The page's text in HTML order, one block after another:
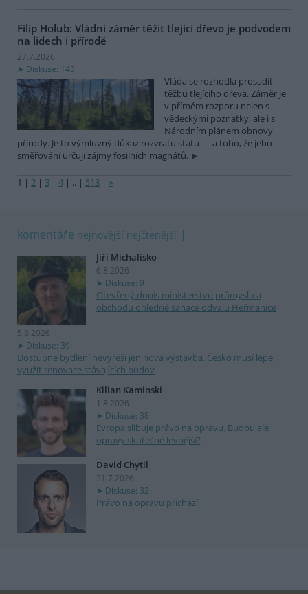
Filip Holub: Vládní záměr těžit tlející dřevo je podvodem
na lidech i přírodě
27.7.2026
Diskuse: 143
Vláda se rozhodla prosadit
těžbu tlejícího dřeva. Záměr je
v přímém rozporu nejen s
vědeckými poznatky, ale i s
Národním plánem obnovy
přírody. Je to výmluvný důkaz rozvratu státu — a toho, že jeho
směřování určují zájmy fosilních magnátů.
1 | 2 | 3 | 4 | .. | 513 | »
komentáře nejnovější nejčtenější
Jiří Michalisko
6.8.2026
Diskuse: 9
Otevřený dopis ministerstvu průmyslu a
obchodu ohledně sanace odvalu Heřmanice
5.8.2026
Diskuse: 39
Dostupné bydlení nevyřeší jen nová výstavba. Česko musí lépe
využít renovace stávajících budov
Kilian Kaminski
1.8.2026
Diskuse: 38
Evropa slibuje právo na opravu. Budou ale
opravy skutečně levnější?
David Chytil
31.7.2026
Diskuse: 32
Právo na opravu přichází